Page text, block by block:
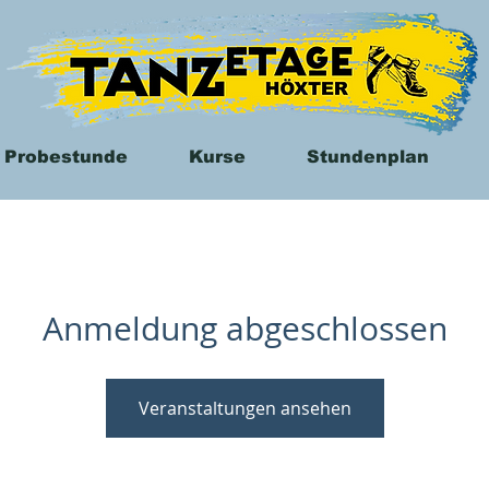
Kurse Stundenplan
Anmeldung abgeschlossen
Veranstaltungen ansehen